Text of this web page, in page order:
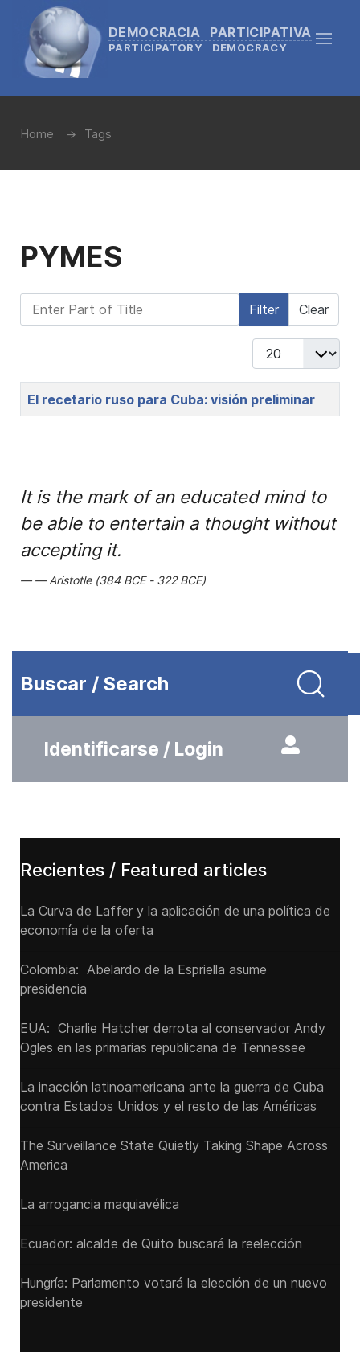
DEMOCRACIA PARTICIPATIVA
PARTICIPATORY DEMOCRACY
Home Tags
PYMES
Enter Part of Title Filter Clear
Display #
Title
El recetario ruso para Cuba: visión preliminar
It is the mark of an educated mind to
be able to entertain a thought without
accepting it.
Aristotle (384 BCE - 322 BCE)
Buscar / Search
Identificarse / Login
Recientes / Featured articles
La Curva de Laffer y la aplicación de una política de
economía de la oferta
Colombia: Abelardo de la Espriella asume
presidencia
EUA: Charlie Hatcher derrota al conservador Andy
Ogles en las primarias republicana de Tennessee
La inacción latinoamericana ante la guerra de Cuba
contra Estados Unidos y el resto de las Américas
The Surveillance State Quietly Taking Shape Across
America
La arrogancia maquiavélica
Ecuador: alcalde de Quito buscará la reelección
Hungría: Parlamento votará la elección de un nuevo
presidente